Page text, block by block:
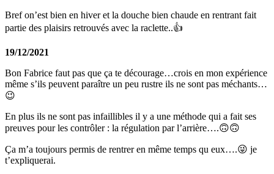
Bref on’est bien en hiver et la douche bien chaude en rentrant fait
partie des plaisirs retrouvés avec la raclette..👍
19/12/2021
Bon Fabrice faut pas que ça te décourage…crois en mon expérience
même s’ils peuvent paraître un peu rustre ils ne sont pas méchants…
😉
En plus ils ne sont pas infaillibles il y a une méthode qui a fait ses
preuves pour les contrôler : la régulation par l’arrière….🙃🙃
Ça m’a toujours permis de rentrer en même temps qu eux….😜 je
t’expliquerai.